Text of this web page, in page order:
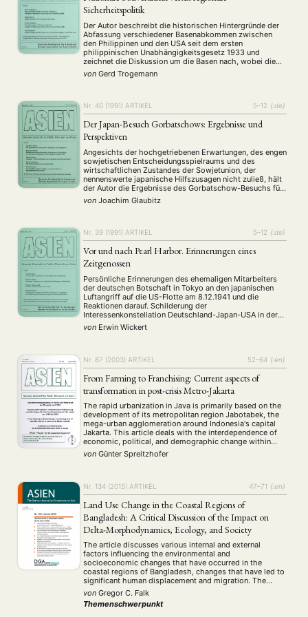
Sicherheitspolitik
Der Autor beschreibt die historischen Hintergründe der
Abfassung verschiedener Basenabkommen zwischen
den Philippinen und den USA seit dem ersten
philippinischen Unabhängigkeitsgesetz 1933 und
zeichnet die Diskussion um die Basen nach, wobei die
Argumentation und Zusammensetzung der
Basenbefürworter und -gegner sowie die Einstellung der
von Gerd Trogemann
Nr. 40 (1991) ARTIKEL 5–12 {:de}
Der Japan-Besuch Gorbatschows: Ergebnisse und
Perspektiven
Angesichts der hochgetriebenen Erwartungen, des engen
sowjetischen Entscheidungsspielraums und des
wirtschaftlichen Zustandes der Sowjetunion, der
nennenswerte japanische Hilfszusagen nicht zuließ, hält
der Autor die Ergebnisse des Gorbatschow-Besuchs für
realistisch. Er interpretiert sie vor dem Hintergrund der
Vereinbarungen in den 50er Jahren und mit Blick auf die
von Joachim Glaubitz
Nr. 39 (1991) ARTIKEL 5–12 {:de}
Vor und nach Pearl Harbor. Erinnerungen eines
Zeitgenossen
Persönliche Erinnerungen des ehemaligen Mitarbeiters
der deutschen Botschaft in Tokyo an den japanischen
Luftangriff auf die US-Flotte am 8.12.1941 und die
Reaktionen darauf. Schilderung der
Interessenkonstellation Deutschland-Japan-USA in der
zweiten Hälfte 1941 und Anmerkungen zur Frage, ob der
Überfall ein Verbrechen war.
von Erwin Wickert
Nr. 87 (2003) ARTIKEL 52–64 {:en}
From Farming to Franchising: Current aspects of
transformation in post-crisis Metro-Jakarta
The rapid urbanization in Java is primarily based on the
development of its metropolitan region Jabotabek, the
mega-urban agglomeration around Indonesia's capital
Jakarta. This article deals with the interdependence of
economic, political, and demographic change within
Metro-Jakarta, Southeast Asia's most densely populated
urban region. Having been politically pushed since the
von Günter Spreitzhofer
Nr. 134 (2015) ARTIKEL 47–71 {:en}
Land Use Change in the Coastal Regions of
Bangladesh: A Critical Discussion of the Impact on
Delta-Morphodynamics, Ecology, and Society
The article discusses various internal and external
factors influencing the environmental and
socioeconomic changes that have occurred in the
coastal regions of Bangladesh, changes that have led to
significant human displacement and migration. The
transformation in traditional land use patterns, and
specifically from rice farming to export-oriented shrimp
cultivation for the growing global market, can …
von Gregor C. Falk
Themenschwerpunkt